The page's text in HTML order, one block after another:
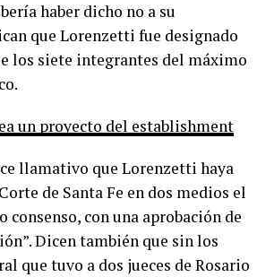
haber dicho no a su
que Lorenzetti fue designado
los siete integrantes del máximo
un proyecto del establishment
llamativo que Lorenzetti haya
de Santa Fe en dos medios el
con una aprobación de
Dicen también que sin los
que tuvo a dos jueces de Rosario